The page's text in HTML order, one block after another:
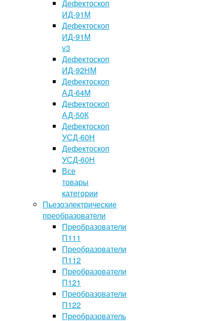
Дефектоскоп
ИД-91М
Дефектоскоп
ИД-91М
v3
Дефектоскоп
ИД-92НМ
Дефектоскоп
АД-64М
Дефектоскоп
АД-50К
Дефектоскоп
УСД-60Н
Дефектоскоп
УСД-60Н
Все
товары
категории
Пьезоэлектрические
преобразователи
Преобразователи
П111
Преобразователи
П112
Преобразователи
П121
Преобразователи
П122
Преобразователь